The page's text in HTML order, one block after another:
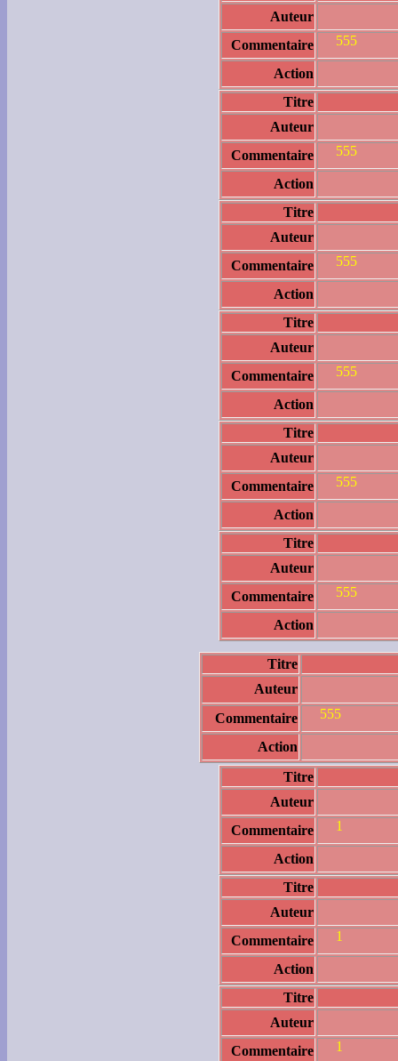
Auteur
Commentaire
555
Action
Titre
Auteur
Commentaire
555
Action
Titre
Auteur
Commentaire
555
Action
Titre
Auteur
Commentaire
555
Action
Titre
Auteur
Commentaire
555
Action
Titre
Auteur
Commentaire
555
Action
Titre
Auteur
Commentaire
555
Action
Titre
Auteur
Commentaire
1
Action
Titre
Auteur
Commentaire
1
Action
Titre
Auteur
Commentaire
1